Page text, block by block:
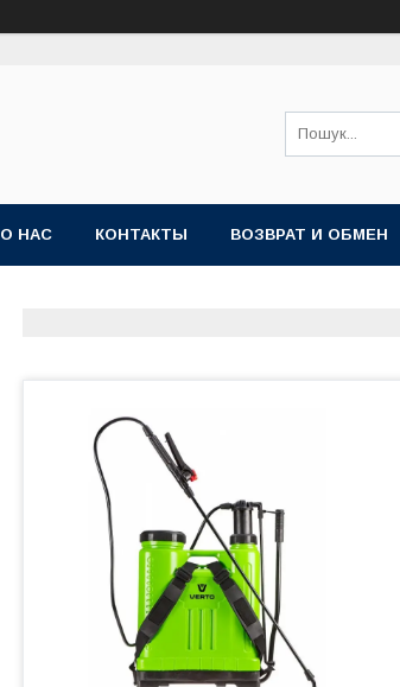
О НАС КОНТАКТЫ ВОЗВРАТ И ОБМЕН